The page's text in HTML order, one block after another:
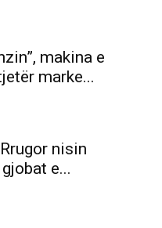
makina e
marke...
nisin
e...